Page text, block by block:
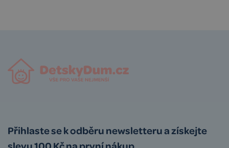
Přihlaste se k odběru newsletteru a získejte